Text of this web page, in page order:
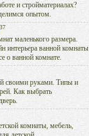
и стройматериалах?
опытом.
37
маленького размера.
интерьера ванной комнаты
о ванной комнате.
своими руками. Типы и
Как выбрать
комнаты, мебель,